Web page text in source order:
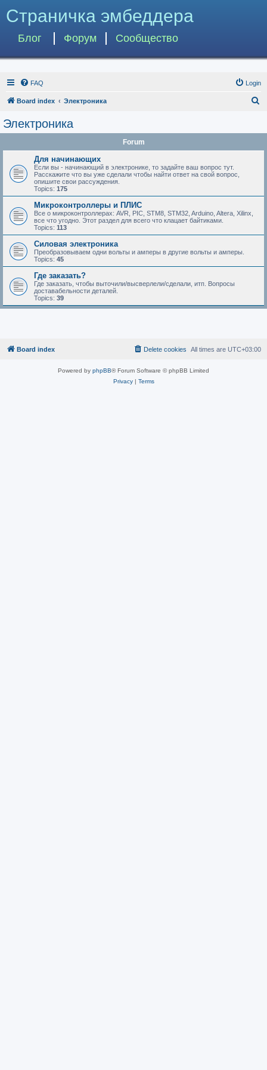
Страничка эмбеддера
Блог Форум Сообщество
FAQ Login
Board index Электроника
Электроника
Forum
Для начинающих
Если вы - начинающий в электронике, то задайте ваш вопрос тут.
Расскажите что вы уже сделали чтобы найти ответ на свой вопрос,
опишите свои рассуждения.
Topics: 175
Микроконтроллеры и ПЛИС
Все о микроконтроллерах: AVR, PIC, STM8, STM32, Arduino, Altera, Xilinx,
все что угодно. Этот раздел для всего что клацает байтиками.
Topics: 113
Силовая электроника
Преобразовываем одни вольты и амперы в другие вольты и амперы.
Topics: 45
Где заказать?
Где заказать, чтобы выточили/высверлели/сделали, итп. Вопросы
доставабельности деталей.
Topics: 39
Board index All times are UTC+03:00
Delete cookies
Powered by phpBB® Forum Software © phpBB Limited
Privacy| Terms